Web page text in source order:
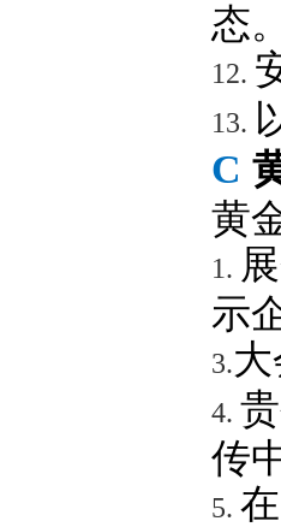
态
12.
13.
C
黄
1.
示
3.
4.
传
5.